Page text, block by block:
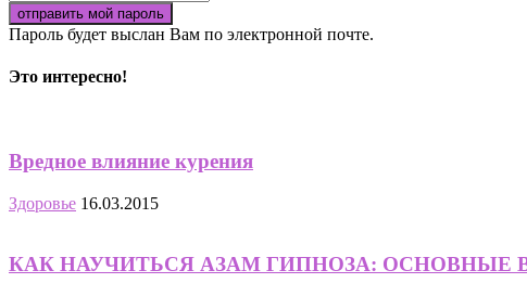
Пароль будет выслан Вам по электронной почте.
Это интересно!
Вредное влияние курения
Здоровье 16.03.2015
КАК НАУЧИТЬСЯ АЗАМ ГИПНОЗА: ОСНОВНЫЕ